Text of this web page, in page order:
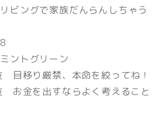
ビングで家族だんらんしちゃう
ントグリーン
り厳禁、本命を絞ってね！
を出すならよく考えること